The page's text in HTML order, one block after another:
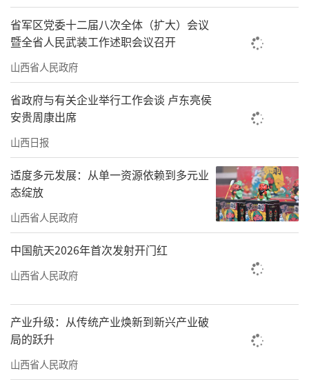
省军区党委十二届八次全体（扩大）会议
暨全省人民武装工作述职会议召开
山西省人民政府
省政府与有关企业举行工作会谈 卢东亮侯
安贵周康出席
山西日报
适度多元发展：从单一资源依赖到多元业
态绽放
山西省人民政府
中国航天2026年首次发射开门红
山西省人民政府
产业升级：从传统产业焕新到新兴产业破
局的跃升
山西省人民政府